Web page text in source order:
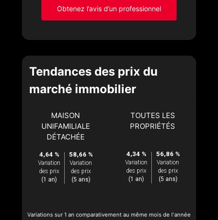
Obtenez l’avis d’un professionnel
Tendances des prix du
marché immobilier
MAISON
UNIFAMILIALE
DÉTACHÉE
4,64 %
Variation
des prix
(1 an)
58,66 %
Variation
des prix
(5 ans)
TOUTES LES
PROPRIÉTÉS
4,34 %
Variation
des prix
(1 an)
56,86 %
Variation
des prix
(5 ans)
Variations sur 1 an comparativement au même mois de l'année